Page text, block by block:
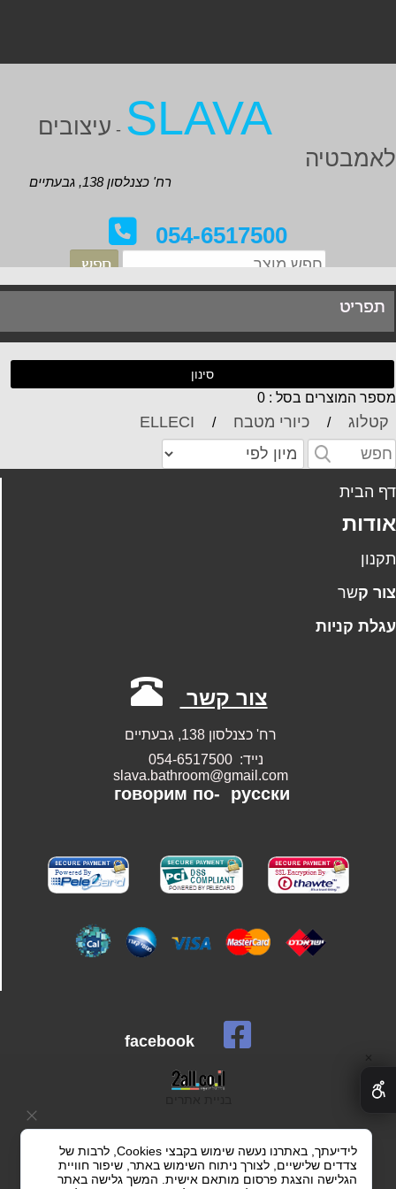
SLAVA
- עיצובים
רח' כצנלסון 138, גבעתיים
054-6517500
תפריט
סינון
המוצרים בסל : 0
קטלוג / כיורי מטבח /
ELLECI
הבית
ר קשר
קניות
צור קשר
רח' כצנלסון 138, גבעתיים
נייד: 054-6517500
slava.bathroom@gmail.com
говорим по-русски
facebook
לידיעתך, באתרנו נעשה שימוש בקבצי Cookies, לרבות של
צדדים שלישיים, לצורך ניתוח השימוש באתר, שיפור חוויית
הגלישה והצגת פרסום מותאם אישית. המשך גלישה באתר